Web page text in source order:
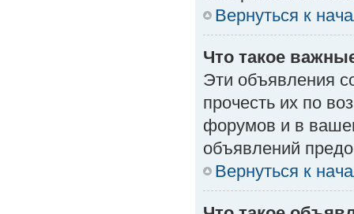
Вернуться к
Что такое
Эти объявления
прочесть их по
форумов и в
объявлений
Вернуться к